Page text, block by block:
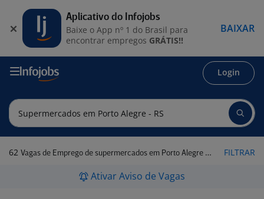
Login
62 Vagas de Emprego de supermercados em Porto Alegre - RS FILTRAR
Ativar Aviso de Vagas
Aplicativo do Infojobs
Baixe o App nº 1 do Brasil para
encontrar empregos GRÁTIS!!
BAIXAR